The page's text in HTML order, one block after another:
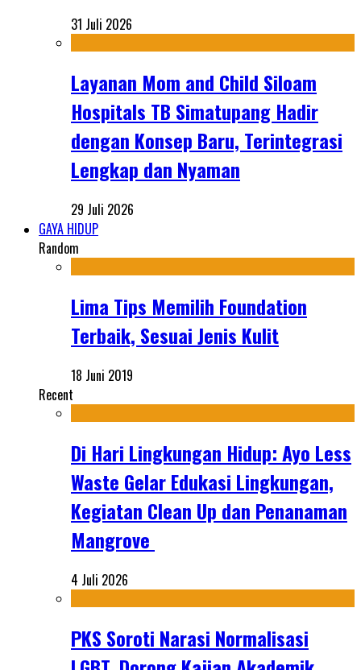
31 Juli 2026
Layanan Mom and Child Siloam
Hospitals TB Simatupang Hadir
dengan Konsep Baru, Terintegrasi
Lengkap dan Nyaman
29 Juli 2026
GAYA HIDUP
Random
Lima Tips Memilih Foundation
Terbaik, Sesuai Jenis Kulit
18 Juni 2019
Recent
Di Hari Lingkungan Hidup: Ayo Less
Waste Gelar Edukasi Lingkungan,
Kegiatan Clean Up dan Penanaman
Mangrove
4 Juli 2026
PKS Soroti Narasi Normalisasi